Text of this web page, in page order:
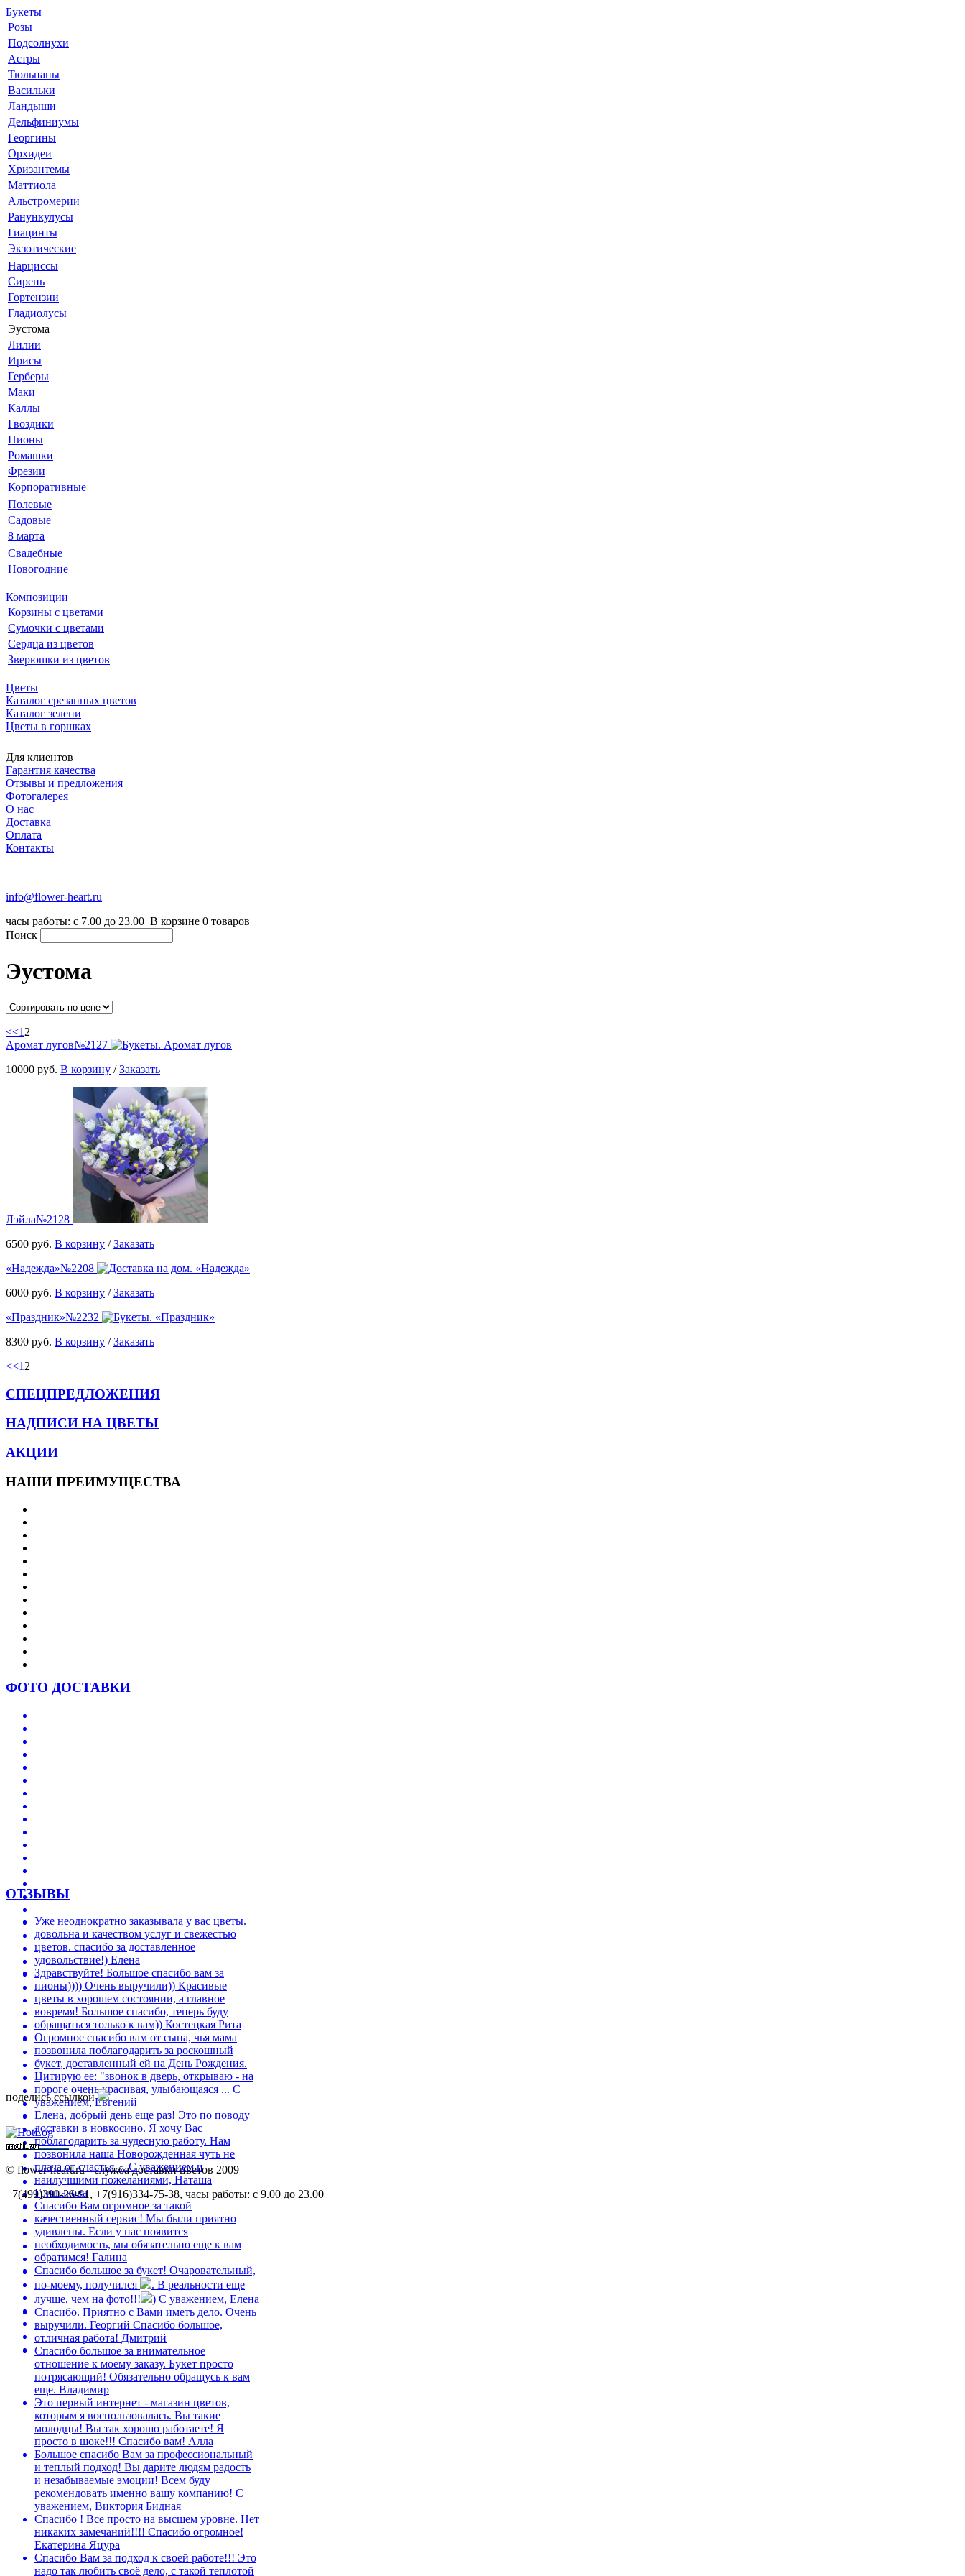
Букеты
Розы
Подсолнухи
Астры
Тюльпаны
Васильки
Ландыши
Дельфиниумы
Георгины
Орхидеи
Хризантемы
Маттиола
Альстромерии
Ранункулусы
Гиацинты
Экзотические
Нарциссы
Сирень
Гортензии
Гладиолусы
Эустома
Лилии
Ирисы
Герберы
Маки
Каллы
Гвоздики
Пионы
Ромашки
Фрезии
Корпоративные
Полевые
Садовые
8 марта
Свадебные
Новогодние
Композиции
Корзины с цветами
Сумочки с цветами
Сердца из цветов
Зверюшки из цветов
Цветы
Каталог срезанных цветов
Каталог зелени
Цветы в горшках
Для клиентов
Гарантия качества
Отзывы и предложения
Фотогалерея
О нас
Доставка
Оплата
Контакты
info@flower-heart.ru
часы работы: с 7.00 до 23.00 В корзине 0 товаров
Поиск
Эустома
<<1 2
Аромат лугов№2127
10000 руб. В корзину /Заказать
Лэйла№2128
6500 руб. В корзину /Заказать
«Надежда»№2208
6000 руб. В корзину /Заказать
«Праздник»№2232
8300 руб. В корзину /Заказать
<<1 2
СПЕЦПРЕДЛОЖЕНИЯ
НАДПИСИ НА ЦВЕТЫ
АКЦИИ
НАШИ ПРЕИМУЩЕСТВА
ФОТО ДОСТАВКИ
ОТЗЫВЫ
Уже неоднократно заказывала у вас цветы.
довольна и качеством услуг и свежестью
цветов. спасибо за доставленное
удовольствие!) Елена
Здравствуйте! Большое спасибо вам за
пионы)))) Очень выручили)) Красивые
цветы в хорошем состоянии, а главное
вовремя! Большое спасибо, теперь буду
обращаться только к вам)) Костецкая Рита
Огромное спасибо вам от сына, чья мама
позвонила поблагодарить за роскошный
букет, доставленный ей на День Рождения.
Цитирую ее: "звонок в дверь, открываю - на
пороге очень красивая, улыбающаяся ... С
уважением, Евгений
Елена, добрый день еще раз! Это по поводу
доставки в новкосино. Я хочу Вас
поблагодарить за чудесную работу. Нам
позвонила наша Новорожденная чуть не
плача от счастья ... С уважением и
наилучшими пожеланиями, Наташа
Гришакова
Спасибо Вам огромное за такой
качественный сервис! Мы были приятно
удивлены. Если у нас появится
необходимость, мы обязательно еще к вам
обратимся! Галина
Спасибо большое за букет! Очаровательный,
по-моему, получился
. В реальности еще
лучше, чем на фото!!!
) С уважением, Елена
Спасибо. Приятно с Вами иметь дело. Очень
выручили. Георгий Спасибо большое,
отличная работа! Дмитрий
Спасибо большое за внимательное
отношение к моему заказу. Букет просто
потрясающий! Обязательно обращусь к вам
еще. Владимир
Это первый интернет - магазин цветов,
которым я воспользовалась. Вы такие
молодцы! Вы так хорошо работаете! Я
просто в шоке!!! Спасибо вам! Алла
Большое спасибо Вам за профессиональный
и теплый подход! Вы дарите людям радость
и незабываемые эмоции! Всем буду
рекомендовать именно вашу компанию! С
уважением, Виктория Бидная
Спасибо ! Все просто на высшем уровне. Нет
никаких замечаний!!!! Спасибо огромное!
Екатерина Яцура
Спасибо Вам за подход к своей работе!!! Это
надо так любить своё дело, с такой теплотой
поделись ссылкой
© flower-heart.ru - служба доставки цветов 2009
+7(499)390-26-91, +7(916)334-75-38, часы работы: с 9.00 до 23.00